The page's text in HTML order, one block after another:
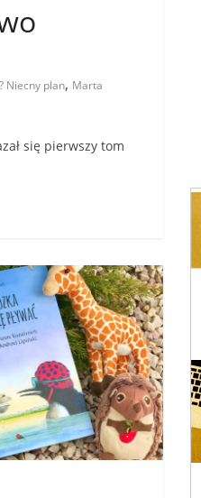
Niecny plan, Marta
się pierwszy tom